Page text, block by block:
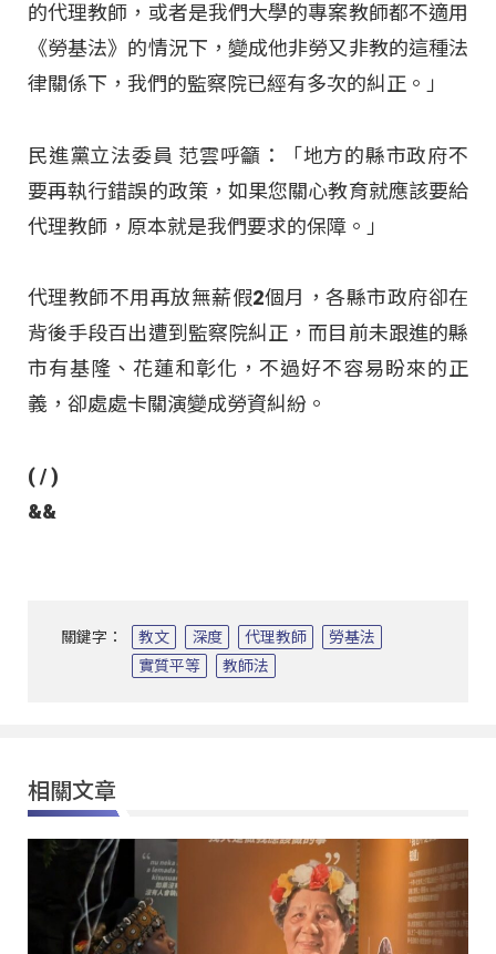
的代理教師，或者是我們大學的專案教師都不適用
《勞基法》的情況下，變成他非勞又非教的這種法
律關係下，我們的監察院已經有多次的糾正。」
民進黨立法委員 范雲呼籲：「地方的縣市政府不
要再執行錯誤的政策，如果您關心教育就應該要給
代理教師，原本就是我們要求的保障。」
代理教師不用再放無薪假2個月，各縣市政府卻在
背後手段百出遭到監察院糾正，而目前未跟進的縣
市有基隆、花蓮和彰化，不過好不容易盼來的正
義，卻處處卡關演變成勞資糾紛。
( / )
&&
關鍵字： 教文 深度 代理教師
勞基法
實質平等
教師法
相關文章